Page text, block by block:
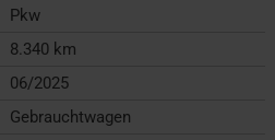
Pkw
8.340 km
06/2025
Gebrauchtwagen